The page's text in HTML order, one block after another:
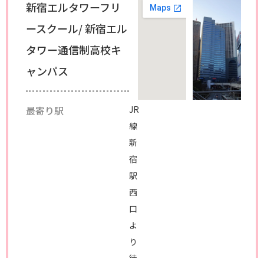
新宿エルタワーフリ
ースクール/ 新宿エル
タワー通信制高校キ
ャンパス
最寄り駅
JR
線
新
宿
駅
西
口
よ
り